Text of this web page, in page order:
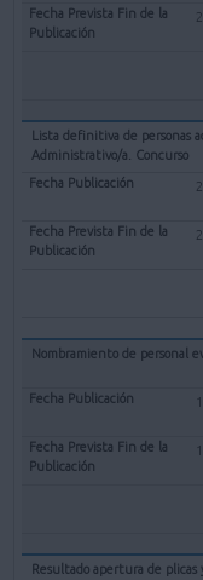
Lista definitiva de personas
Administrativo/a. Concurso
Nombramiento de personal
Resultado apertura de